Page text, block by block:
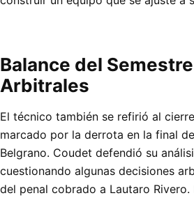
Balance del
Arbitrales
El técnico también se refirió al
marcado por la derrota en la final
Belgrano. Coudet defendió su
cuestionando algunas decisiones
del penal cobrado a Lautaro